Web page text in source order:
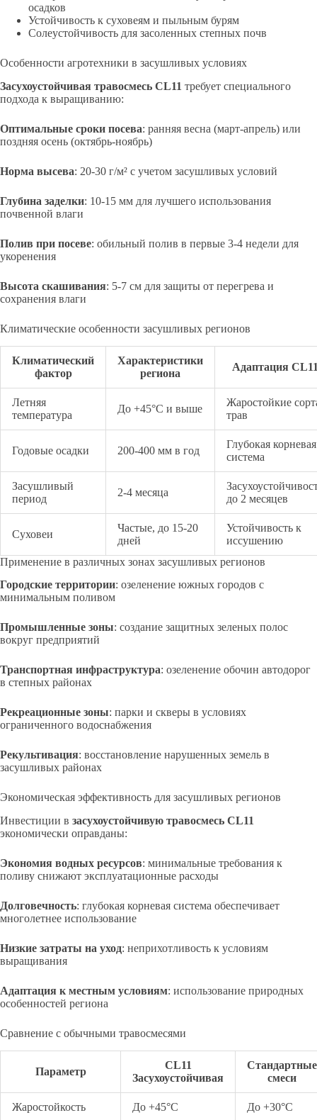
осадков
Устойчивость к суховеям и пыльным бурям
Солеустойчивость для засоленных степных почв
Особенности агротехники в засушливых условиях
Засухоустойчивая травосмесь CL11 требует специального
подхода к выращиванию:
Оптимальные сроки посева: ранняя весна (март-апрель) или
поздняя осень (октябрь-ноябрь)
Норма высева: 20-30 г/м² с учетом засушливых условий
Глубина заделки: 10-15 мм для лучшего использования
почвенной влаги
Полив при посеве: обильный полив в первые 3-4 недели для
укоренения
Высота скашивания: 5-7 см для защиты от перегрева и
сохранения влаги
Климатические особенности засушливых регионов
Климатический
фактор
Характеристики
региона
Адаптация
Летняя
температура
До +45°С и выше
Жаростойкие
трав
Годовые осадки 200-400 мм в год
Глубокая корневая
система
Засушливый
период
2-4 месяца
до 2 месяцев
Суховеи
Частые, до 15-20
дней
Устойчивость к
иссушению
Применение в различных зонах засушливых регионов
Городские территории: озеленение южных городов с
минимальным поливом
Промышленные зоны: создание защитных зеленых полос
вокруг предприятий
Транспортная инфраструктура: озеленение обочин автодорог
в степных районах
Рекреационные зоны: парки и скверы в условиях
ограниченного водоснабжения
Рекультивация: восстановление нарушенных земель в
засушливых районах
Экономическая эффективность для засушливых регионов
Инвестиции в засухоустойчивую травосмесь CL11
экономически оправданы:
Экономия водных ресурсов: минимальные требования к
поливу снижают эксплуатационные расходы
Долговечность: глубокая корневая система обеспечивает
многолетнее использование
Низкие затраты на уход: неприхотливость к условиям
выращивания
Адаптация к местным условиям: использование природных
особенностей региона
Сравнение с обычными травосмесями
Параметр
CL11
Засухоустойчивая
Стандартные
смеси
Жаростойкость До +45°С До +30°С